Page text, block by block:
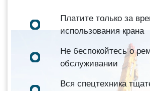
Платите только за
использования крана
Не беспокойтесь о
обслуживании
Вся спецтехника